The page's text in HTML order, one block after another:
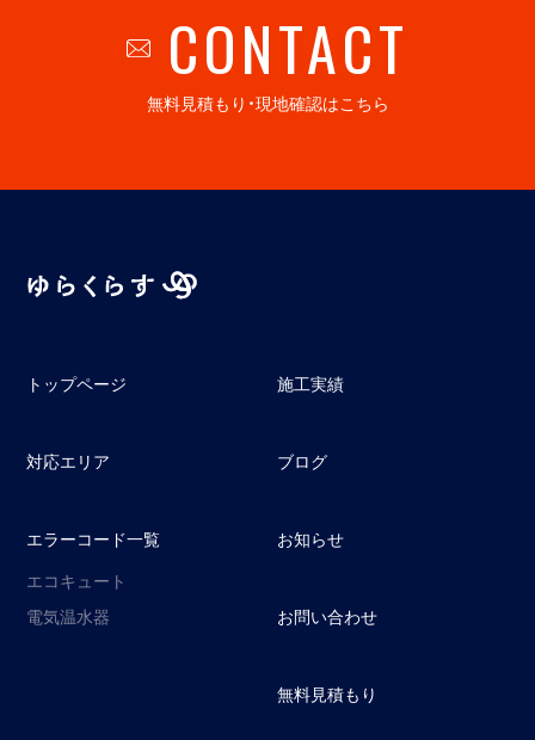
CONTACT
無料見積もり・現地確認はこちら
トップページ
対応エリア
エラーコード一覧
エコキュート
電気温水器
施工実績
ブログ
お知らせ
お問い合わせ
無料見積もり